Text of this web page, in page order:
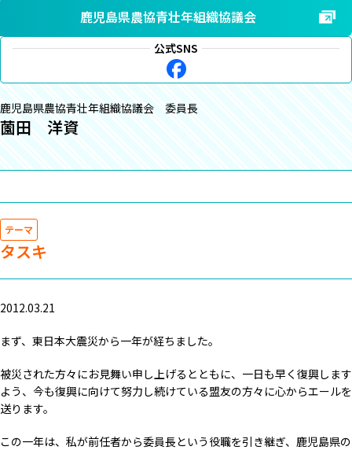
鹿児島県農協青壮年組織協議会
公式SNS
鹿児島県農協青壮年組織協議会 委員長
薗田 洋資
テーマ
タスキ
2012.03.21
まず、東日本大震災から一年が経ちました。
被災された方々にお見舞い申し上げるとともに、一日も早く復興します
よう、今も復興に向けて努力し続けている盟友の方々に心からエールを
送ります。
この一年は、私が前任者から委員長という役職を引き継ぎ、鹿児島県の